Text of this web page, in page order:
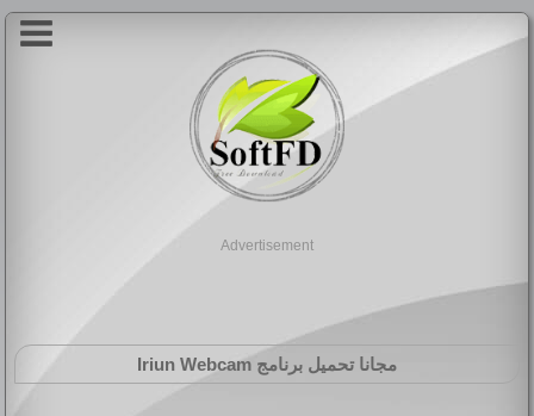
Advertisement
مجانا تحميل برنامج Iriun Webcam